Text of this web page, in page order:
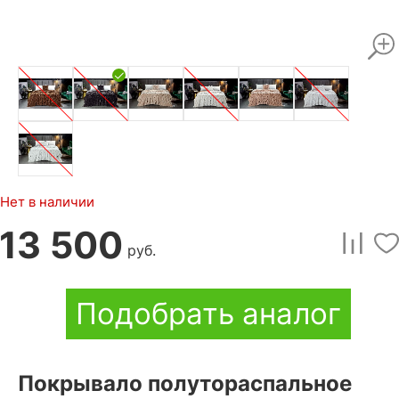
Нет в наличии
13 500 руб.
Подобрать аналог
Покрывало полутораспальное